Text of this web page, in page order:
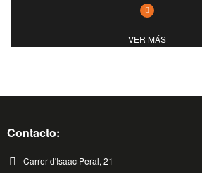
VER MÁS
Contacto:
Carrer d'Isaac Peral, 21